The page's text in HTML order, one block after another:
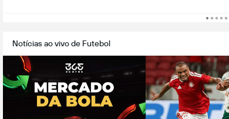
Notícias ao vivo de Futebol